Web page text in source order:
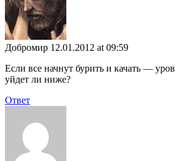
Добромир 12.01.2012 at 09:59
Если все начнут бурить и качать —
уйдет ли ниже?
Ответ